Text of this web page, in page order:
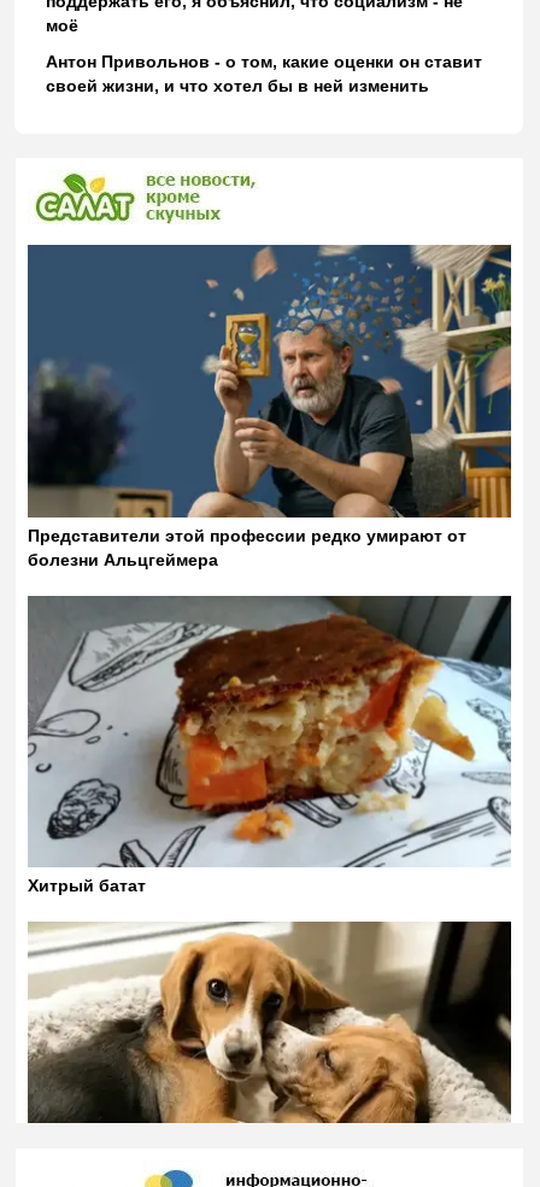
моё
Антон Привольнов - о том, какие оценки он ставит
своей жизни, и что хотел бы в ней изменить